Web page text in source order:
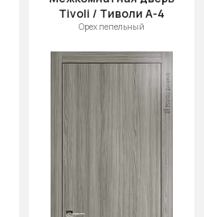
Tivoli / Тиволи А-4
Орех пепельный